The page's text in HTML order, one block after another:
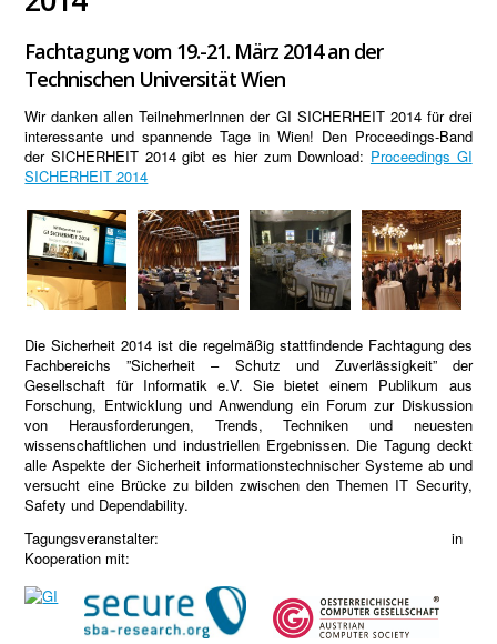
Fachtagung vom 19.-21. März 2014 an der
Technischen Universität Wien
Wir danken allen TeilnehmerInnen der GI SICHERHEIT 2014 für drei
interessante und spannende Tage in Wien! Den Proceedings-Band
der SICHERHEIT 2014 gibt es hier zum Download: Proceedings GI
SICHERHEIT 2014
Die Sicherheit 2014 ist die regelmäßig stattfindende Fachtagung des
Fachbereichs ”Sicherheit – Schutz und Zuverlässigkeit” der
Gesellschaft für Informatik e.V. Sie bietet einem Publikum aus
Forschung, Entwicklung und Anwendung ein Forum zur Diskussion
von Herausforderungen, Trends, Techniken und neuesten
wissenschaftlichen und industriellen Ergebnissen. Die Tagung deckt
alle Aspekte der Sicherheit informationstechnischer Systeme ab und
versucht eine Brücke zu bilden zwischen den Themen IT Security,
Safety und Dependability.
Tagungsveranstalter: in
Kooperation mit: